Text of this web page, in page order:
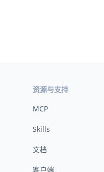
资源与支持
MCP
Skills
文档
客户端